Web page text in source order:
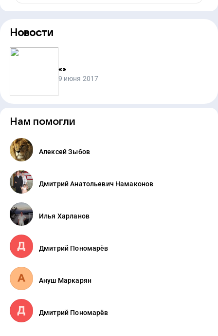
Новости
«»
9 июня 2017
Нам помогли
Алексей Зыбов
Дмитрий Анатольевич Намаконов
Илья Харланов
Дмитрий Пономарёв
Ануш Маркарян
Дмитрий Пономарёв